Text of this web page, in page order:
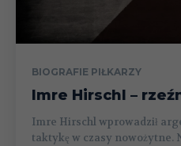
BIOGRAFIE PIŁKARZY
Imre Hirschl –
Imre Hirschl wprowadził
taktykę w czasy nowożytne.